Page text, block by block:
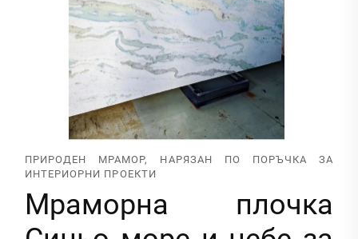
ПРИРОДЕН МРАМОР, НАРЯЗАН ПО ПОРЪЧКА ЗА
ИНТЕРИОРНИ ПРОЕКТИ
Мраморна плочка